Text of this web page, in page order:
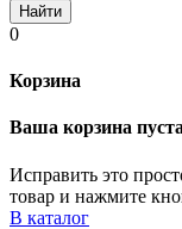
Найти
0
Корзина
Ваша корзина пуста
Исправить это
товар и нажмите
В каталог